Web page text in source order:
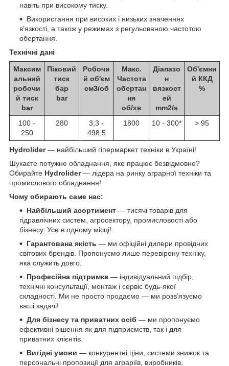
навіть при високому тиску.
Використання при високих і низьких значеннях
в'язкості, а також у режимах з регульованою частотою
обертання.
Технічні дані
Максим
альний
робочи
й тиск
bar
Піковий
тиск
бар
bar
Робочи
й об'єм
см3/об
Макс.
Частота
обертан
ня
об/хв
Діапазо
н
вязкост
ей
mm2/s
Об'ємни
й ККД
%
100 -
250
280
3,3 -
498,5
1800 10 - 300* > 95
Hydrolider— найбільший гіпермаркет техніки в Україні!
Шукаєте потужне обладнання, яке працює безвідмовно?
Обирайте Hydrolider— лідера на ринку аграрної техніки та
промислового обладнання!
Чому обирають саме нас:
Найбільший асортимент — тисячі товарів для
гідравлічних систем, агросектору, промисловості або
бізнесу. Усе в одному місці!
Гарантована якість — ми офіційні дилери провідних
світових брендів. Пропонуємо лише перевірену техніку,
яка служить довго.
Професійна підтримка — індивідуальний підбір,
технічні консультації, монтаж і сервіс будь-якої
складності. Ми не просто продаємо — ми розв’язуємо
ваші задачі!
Для бізнесу та приватних осіб — ми пропонуємо
ефективні рішення як для підприємств, так і для
приватних клієнтів.
Вигідні умови — конкурентні ціни, системи знижок та
персональні пропозиції для аграріїв, виробників,